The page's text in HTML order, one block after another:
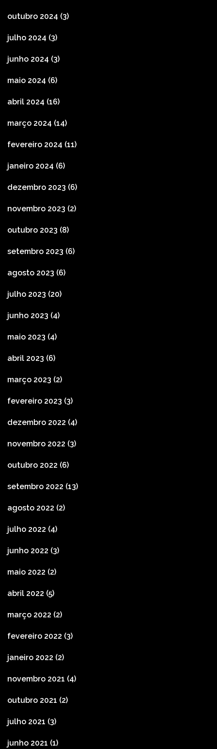
outubro 2024 (3)
julho 2024 (3)
junho 2024 (3)
maio 2024 (6)
abril 2024 (16)
março 2024 (14)
fevereiro 2024 (11)
janeiro 2024 (6)
dezembro 2023 (6)
novembro 2023 (2)
outubro 2023 (8)
setembro 2023 (6)
agosto 2023 (6)
julho 2023 (20)
junho 2023 (4)
maio 2023 (4)
abril 2023 (6)
março 2023 (2)
fevereiro 2023 (3)
dezembro 2022 (4)
novembro 2022 (3)
outubro 2022 (6)
setembro 2022 (13)
agosto 2022 (2)
julho 2022 (4)
junho 2022 (3)
maio 2022 (2)
abril 2022 (5)
março 2022 (2)
fevereiro 2022 (3)
janeiro 2022 (2)
novembro 2021 (4)
outubro 2021 (2)
julho 2021 (3)
junho 2021 (1)